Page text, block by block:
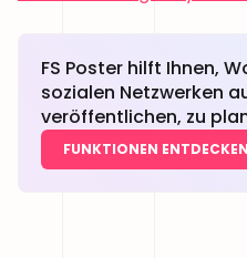
FS Poster hilft Ihnen,
sozialen Netzwerken
veröffentlichen, zu
FUNKTIONEN ENTDECKEN